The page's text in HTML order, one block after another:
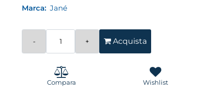
Marca: Jané
Acquista
Compara Wishlist